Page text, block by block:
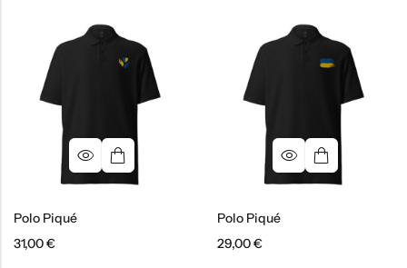
Polo Piqué
31,00€
Polo Piqué
29,00€